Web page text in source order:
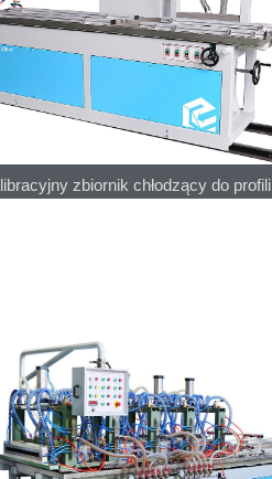
zbiornik chłodzący do profili